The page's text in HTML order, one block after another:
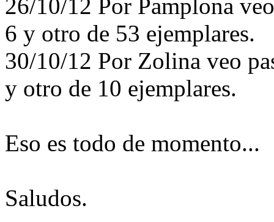
26/10/12 Por Pamplona
6 y otro de 53 ejemplares.
30/10/12 Por Zolina veo
y otro de 10 ejemplares.
Eso es todo de momento...
Saludos.